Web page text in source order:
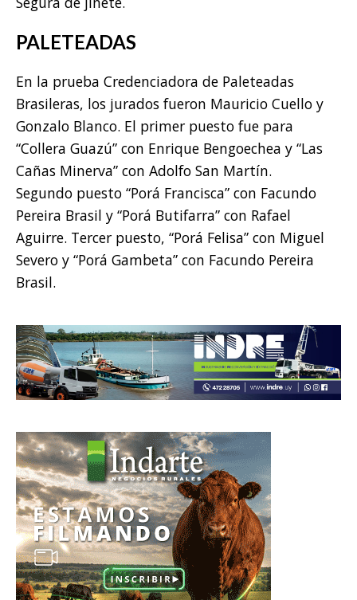
PALETEADAS
En la prueba Credenciadora de Paleteadas
Brasileras, los jurados fueron Mauricio Cuello y
Gonzalo Blanco. El primer puesto fue para
“Collera Guazú” con Enrique Bengoechea y “Las
Cañas Minerva” con Adolfo San Martín.
Segundo puesto “Porá Francisca” con Facundo
Pereira Brasil y “Porá Butifarra” con Rafael
Aguirre. Tercer puesto, “Porá Felisa” con Miguel
Severo y “Porá Gambeta” con Facundo Pereira
Brasil.